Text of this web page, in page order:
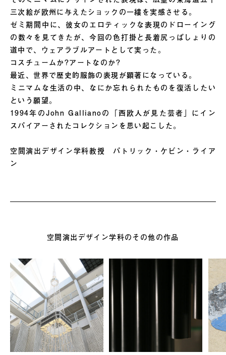
三次絵が欧州に与えたショックの一縷を実感させる。
ゼミ期間中に、彼女のエロティックな表現のドローイング
の数々を見てきたが、今回の色打掛と長着尻っぱしょりの
道中で、ウェアラブルアートとして実った。
コスチュームか?アートなのか?
最近、世界で歴史的服飾の表現が顕著になっている。
ミニマムな生活の中、なにか忘れられたものを復活したい
という願望。
1994年のJohn Gallianoの「西欧人が見た芸者」にイン
スパイアーされたコレクションを思い起こした。
空間演出デザイン学科教授 パトリック・ケビン・ライア
ン
空間演出デザイン学科のその他の作品